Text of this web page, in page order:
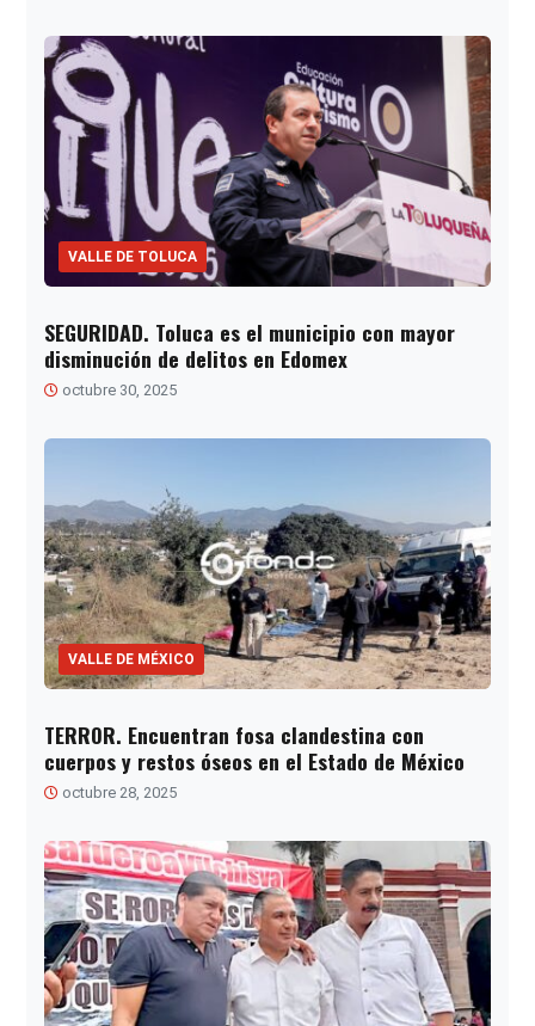
VALLE DE TOLUCA
SEGURIDAD. Toluca es el municipio con mayor
disminución de delitos en Edomex
octubre 30, 2025
VALLE DE MÉXICO
TERROR. Encuentran fosa clandestina con
cuerpos y restos óseos en el Estado de México
octubre 28, 2025